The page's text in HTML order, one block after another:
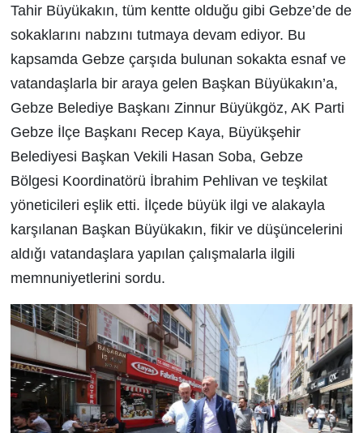
Tahir Büyükakın, tüm kentte olduğu gibi Gebze’de de
sokaklarını nabzını tutmaya devam ediyor. Bu
kapsamda Gebze çarşıda bulunan sokakta esnaf ve
vatandaşlarla bir araya gelen Başkan Büyükakın’a,
Gebze Belediye Başkanı Zinnur Büyükgöz, AK Parti
Gebze İlçe Başkanı Recep Kaya, Büyükşehir
Belediyesi Başkan Vekili Hasan Soba, Gebze
Bölgesi Koordinatörü İbrahim Pehlivan ve teşkilat
yöneticileri eşlik etti. İlçede büyük ilgi ve alakayla
karşılanan Başkan Büyükakın, fikir ve düşüncelerini
aldığı vatandaşlara yapılan çalışmalarla ilgili
memnuniyetlerini sordu.